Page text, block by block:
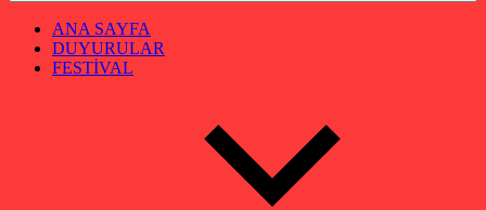
ANA SAYFA
DUYURULAR
FESTİVAL